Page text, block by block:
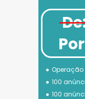
Operação
100
100